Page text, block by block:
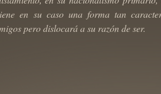
en su caso una forma tan
pero dislocará a su razón de ser.